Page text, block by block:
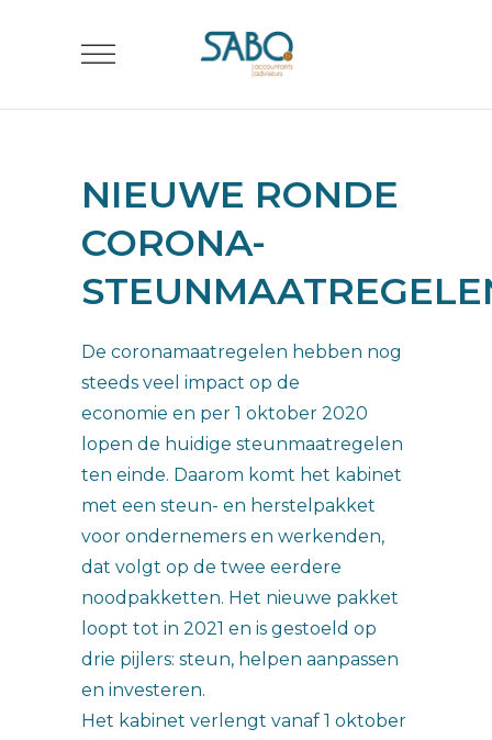
NIEUWE RONDE
CORONA-
De coronamaatregelen hebben nog
steeds veel impact op de
economie en per 1 oktober 2020
lopen de huidige steunmaatregelen
ten einde. Daarom komt het kabinet
met een steun- en herstelpakket
voor ondernemers en werkenden,
dat volgt op de twee eerdere
noodpakketten. Het nieuwe pakket
loopt tot in 2021 en is gestoeld op
drie pijlers: steun, helpen aanpassen
en investeren.
Het kabinet verlengt vanaf 1 oktober